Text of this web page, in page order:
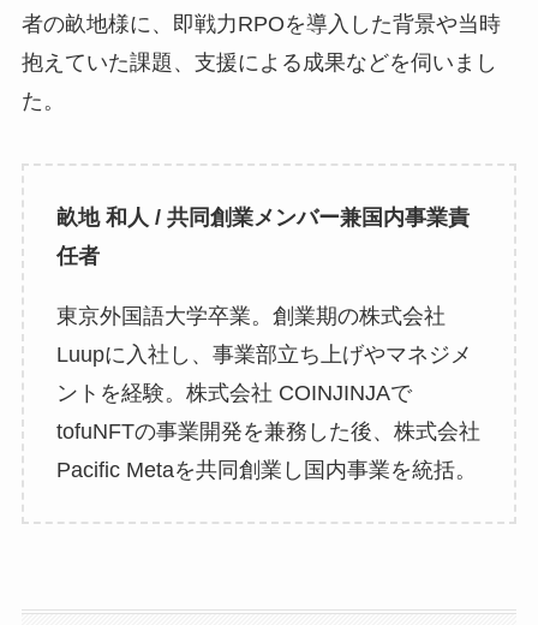
者の畝地様に、即戦力RPOを導入した背景や当時
抱えていた課題、支援による成果などを伺いまし
た。
畝地 和人 / 共同創業メンバー兼国内事業責
任者
東京外国語大学卒業。創業期の株式会社
Luupに入社し、事業部立ち上げやマネジメ
ントを経験。株式会社 COINJINJAで
tofuNFTの事業開発を兼務した後、株式会社
Pacific Metaを共同創業し国内事業を統括。